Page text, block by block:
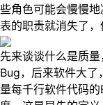
些角色可能会慢慢
表的职责就消失了
先来谈谈什么是质
Bug，后来软件大
量每千行软件代码